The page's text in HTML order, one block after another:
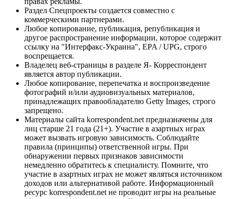
Раздел Спецпроекты создается совместно с
коммерческими партнерами.
Любое копирование, публикация, републикация и
другое распространение информации, которое содержит
ссылку на "Интерфакс-Украина", EPA / UPG, строго
воспрещается.
Владелец веб-страницы в разделе Я- Корреспондент
является автор публикации.
Любое копирование, перепечатка и воспроизведение
фотографий и/или аудиовизуальных материалов,
принадлежащих правообладателю Getty Images, строго
запрещено.
Материалы сайта korrespondent.net предназначены для
лиц старше 21 года (21+). Участие в азартных играх
может вызвать игровую зависимость. Соблюдайте
правила (принципы) ответственной игры. При
обнаружении первых признаков зависимости
немедленно обратитесь к специалисту. Помните, что
участие в азартных играх не может являться источником
доходов или альтернативой работе. Информационный
ресурс korrespondent.net не проводит игры на реальные